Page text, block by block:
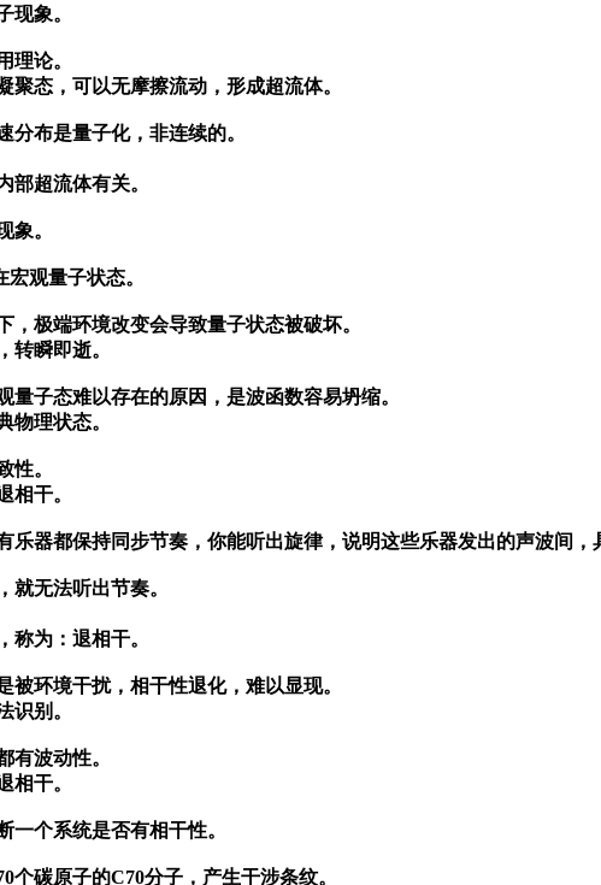
现象。
理论。
态，可以无摩擦流动，形成超流体。
分布是量子化，非连续的。
部超流体有关。
象。
观量子状态。
极端环境改变会导致量子状态被破坏。
转瞬即逝。
子态难以存在的原因，是波函数容易坍缩。
物理状态。
性。
相干。
乐器都保持同步节奏，你能听出旋律，说明这些乐器发出的声波间，
就无法听出节奏。
称为：退相干。
环境干扰，相干性退化，难以显现。
识别。
有波动性。
相干。
一个系统是否有相干性。
个碳原子的C70分子，产生干涉条纹。